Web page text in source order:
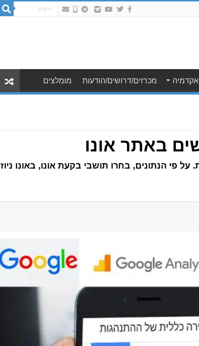
אקדמיה מכרזים/דרושים/הודעות מומלצים
באתר אונו
שעבר, נקראו באתר אונו ניוז כ- 3 מיליון כתבות. על פי הנתונים, בחרו תושבי בקעת אונו, באונו ניוז